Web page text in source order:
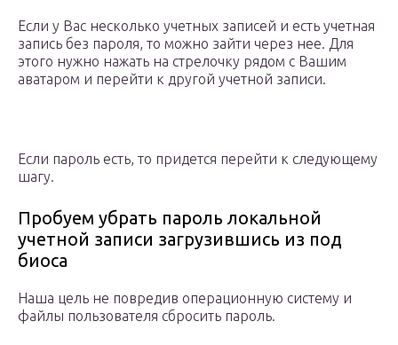
Если у Вас несколько учетных записей и есть учетная
запись без пароля, то можно зайти через нее. Для
этого нужно нажать на стрелочку рядом с Вашим
аватаром и перейти к другой учетной записи.
Если пароль есть, то придется перейти к следующему
шагу.
Пробуем убрать пароль локальной
учетной записи загрузившись из под
биоса
Наша цель не повредив операционную систему и
файлы пользователя сбросить пароль.